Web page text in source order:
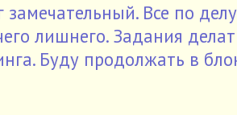
замечательный. Все по
лишнего. Задания
Буду продолжать в